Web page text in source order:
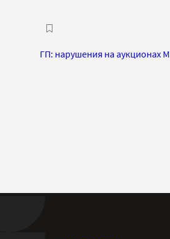
ГП: нарушения на аукционах